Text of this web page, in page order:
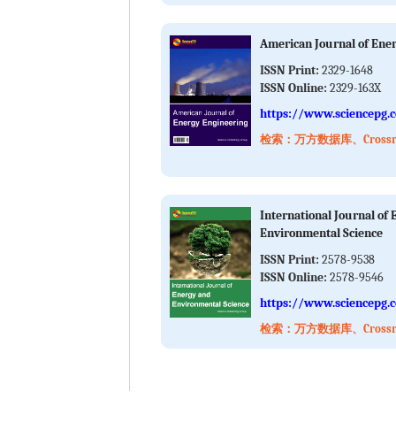
American Journal of
ISSN Print: 2329-1648
ISSN Online: 2329-163X
https://
检索：万方数据库、
International Journal of
Environmental Science
ISSN Print: 2578-9538
ISSN Online: 2578-9546
https://
检索：万方数据库、